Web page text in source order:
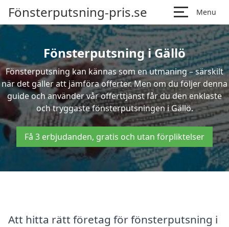
Fönsterputsning-pris.se Menu
Fönsterputsning i Gällö
Fönsterputsning kan kännas som en utmaning – särskilt
när det gäller att jämföra offerter. Men om du följer denna
guide och använder vår offerttjänst får du den enklaste
och tryggaste fönsterputsningen i Gällö.
Få 3 erbjudanden, gratis och utan förpliktelser
Att hitta rätt företag för fönsterputsning i